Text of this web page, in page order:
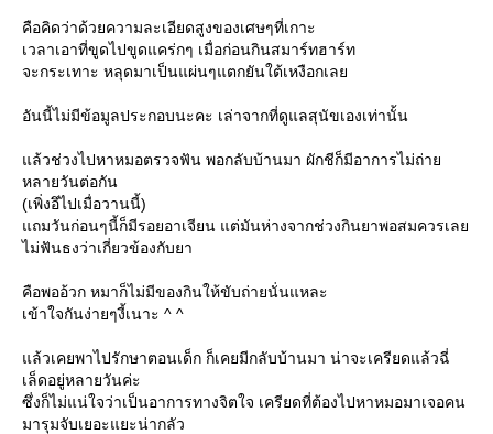
คือคิดว่าด้วยความละเอียดสูงของเศษๆที่เกาะ
เวลาเอาที่ขูดไปขูดแคร่กๆ เมื่อก่อนกินสมาร์ทฮาร์ท
จะกระเทาะ หลุดมาเป็นแผ่นๆแตกยันใต้เหงือกเล
อันนี้ไม่มีข้อมูลประกอบนะคะ เล่าจากที่ดูแลสุนัขเองเท่านั้น
ล้วช่วงไปหาหมอตรวจฟัน พอกลับบ้านมา ผักชีก็มีอาการไม่ถ่า
หลายวันต่อกัน
(เพิ่งอึไปเมื่อวานนี้)
ถมวันก่อนๆนี้ก็มีรอยอาเจียน แต่มันห่างจากช่วงกินยาพอสมควรเล
ไม่ฟันธงว่าเกี่ยวข้องกับยา
คือพออ้วก หมาก็ไม่มีของกินให้ขับถ่ายนั่นแหละ
เข้าใจกันง่ายๆงี้เนาะ ^ ^
ล้วเคยพาไปรักษาตอนเด็ก ก็เคยมีกลับบ้านมา น่าจะเครียดแล้วฉี่
เล็ดอยู่หลายวันค่ะ
ซึ่งก็ไม่แน่ใจว่าเป็นอาการทางจิตใจ เครียดที่ต้องไปหาหมอมาเจอคน
มารุมจับเยอะแยะน่ากลัว